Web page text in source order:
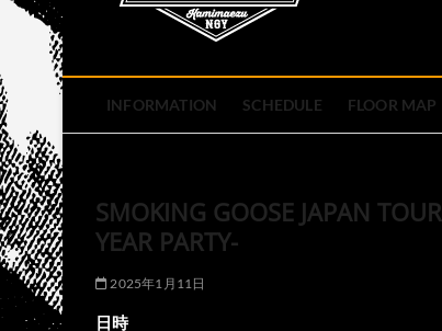
INFORMATION SCHEDULE FLOOR MAP
SMOKING GOOSE JAPAN
YEAR PARTY-
2025年1月11日
日時